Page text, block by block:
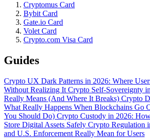
Cryptomus Card
Bybit Card
Gate.io Card
Volet Card
Crypto.com Visa Card
Guides
Crypto UX Dark Patterns in 2026: Where
Without Realizing It Crypto Self-Sovereignty
Really Means (And Where It Breaks) Crypto
What Really Happens When Blockchains Go
You Should Do) Crypto Custody in 2026:
Store Digital Assets Safely Crypto Regulation
and U.S. Enforcement Really Mean for Users